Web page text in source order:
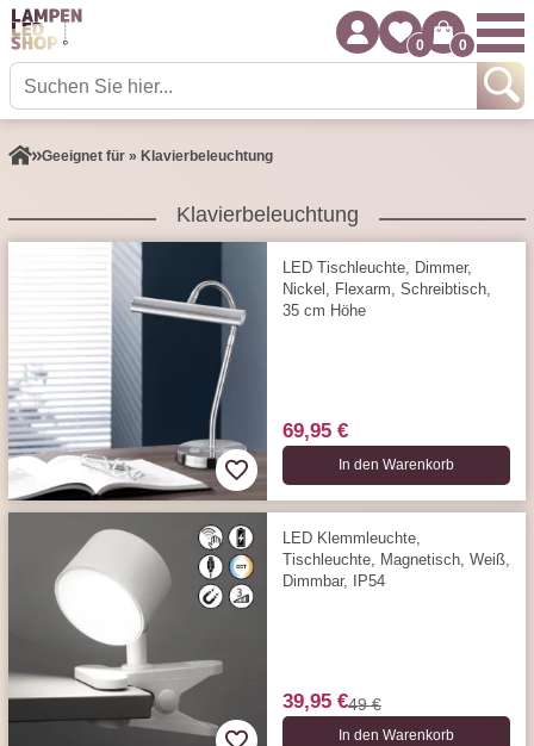
0 0
Geeignet für » Klavierbeleuchtung
Klavierbeleuchtung
LED Tischleuchte, Dimmer,
Nickel, Flexarm, Schreibtisch,
35 cm Höhe
69,95 €
In den Warenkorb
LED Klemmleuchte,
Tischleuchte, Magnetisch, Weiß,
Dimmbar, IP54
39,95 €49 €
In den Warenkorb